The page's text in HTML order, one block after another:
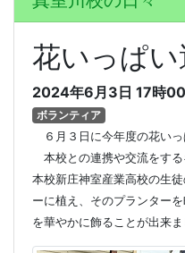
花いっぱい
2024年6月3日 17時
ボランティア
６月３日に今年度の花いっ
本校との連携や交流をする
本校新庄神室産業高校の生
ーに植え、そのプランター
を華やかに飾ることが出来ま